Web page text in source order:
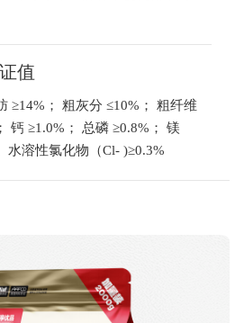
值
≥14%； 粗灰分 ≤10%； 粗纤维
钙 ≥1.0%； 总磷 ≥0.8%； 镁
水溶性氯化物（Cl- )≥0.3%